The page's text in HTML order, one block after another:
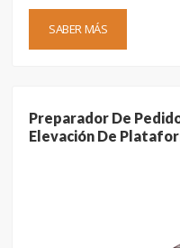
SABER MÁS
Preparador De
Elevación De